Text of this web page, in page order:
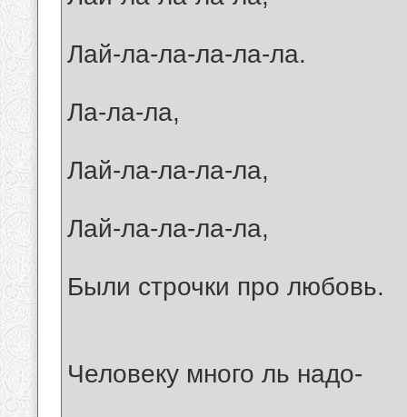
Лай-ла-ла-ла-ла-ла.
Ла-ла-ла,
Лай-ла-ла-ла-ла,
Лай-ла-ла-ла-ла,
Были строчки про любовь.
Человеку много ль надо-